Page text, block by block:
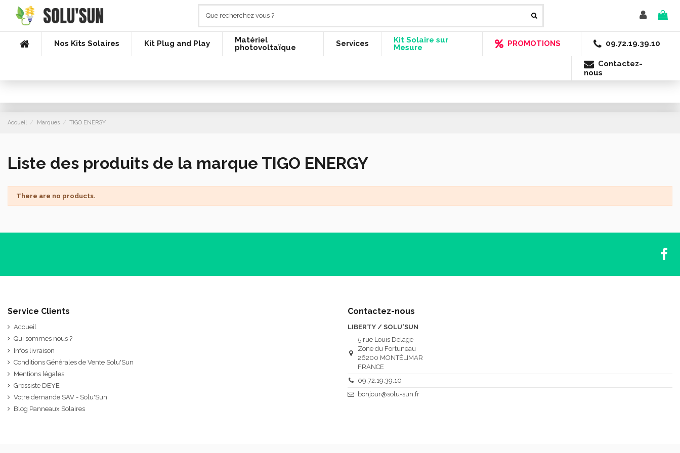
Nos Kits Solaires Kit Plug and Play
Matériel
photovoltaïque
Services
Kit Solaire sur
Mesure
PROMOTIONS 09.72.19.39.10
Contactez-
nous
Accueil Marques TIGO ENERGY
Liste des produits de la marque TIGO ENERGY
There are no products.
Service Clients
Accueil
Qui sommes nous ?
Infos livraison
Conditions Générales de Vente Solu'Sun
Mentions légales
Grossiste DEYE
Votre demande SAV - Solu'Sun
Blog Panneaux Solaires
Contactez-nous
LIBERTY / SOLU'SUN
5 rue Louis Delage
Zone du Fortuneau
26200 MONTÉLIMAR
FRANCE
09.72.19.39.10
bonjour@solu-sun.fr